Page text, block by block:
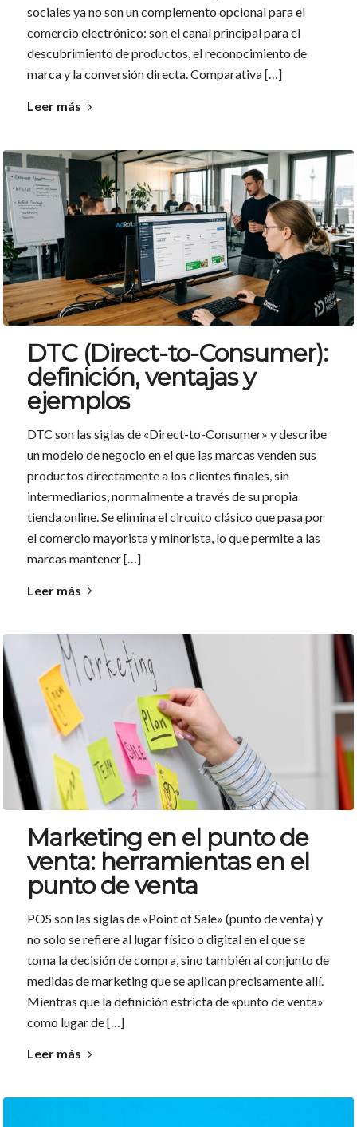
sociales ya no son un complemento opcional para el
comercio electrónico: son el canal principal para el
descubrimiento de productos, el reconocimiento de
marca y la conversión directa. Comparativa […]
Leer más
DTC (Direct-to-Consumer):
definición, ventajas y
ejemplos
DTC son las siglas de «Direct-to-Consumer» y describe
un modelo de negocio en el que las marcas venden sus
productos directamente a los clientes finales, sin
intermediarios, normalmente a través de su propia
tienda online. Se elimina el circuito clásico que pasa por
el comercio mayorista y minorista, lo que permite a las
marcas mantener […]
Leer más
Marketing en el punto de
venta: herramientas en el
punto de venta
POS son las siglas de «Point of Sale» (punto de venta) y
no solo se refiere al lugar físico o digital en el que se
toma la decisión de compra, sino también al conjunto de
medidas de marketing que se aplican precisamente allí.
Mientras que la definición estricta de «punto de venta»
como lugar de […]
Leer más